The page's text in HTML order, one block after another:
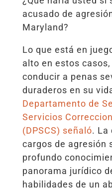
acusado de
Maryland?
Lo que está en
alto en estos
conducir a penas
duraderos en su
Departamento de
Servicios
(DPSCS) señaló. La
cargos de agresión
profundo
panorama jurídico
habilidades de un